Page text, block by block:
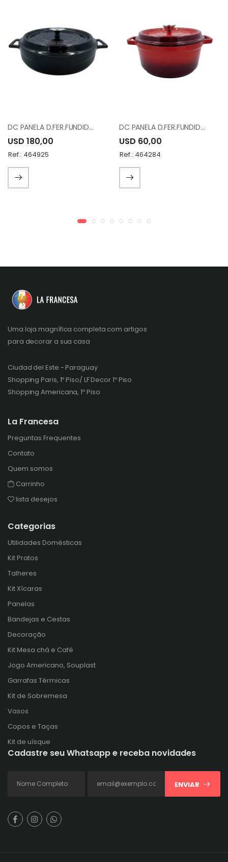
DC PANELA D.FER.FUNDIDO 28CM 366616 VINO
USD 180,00
Ref.: 464925
DC PANELA D.FER.FUNDIDO SLR-26CMR ROJOO
USD 60,00
Ref.: 464284
Uma loja magnífica completa com artigos
para decorar a sua casa
Ciudad del Este - Paraguay
Shopping Paris, 1º Piso/ LF Decor 1º Piso
Shopping Americana, 1º Piso
La Francesa
Preguntas Frequentes
Contato
Quem somos
Carrinho
lista desejos
Categorias
Utilidades Domésticas
Kit Pratos
Talheres
Kit Xícaras
Panelas
Bandejas e Cestas
Decoração
Kit Mesa chá e Café
Jogo Americano, Souplast
Garrafas Térmicas
Kit de Sobremesa
Vasos
Copos e Taças
Kit de uísque
Cadastre seu Whatsapp e receba novidades
ENVIAR